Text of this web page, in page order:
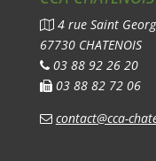
4 rue Saint
67730 CHATENOIS
03 88 92 26 20
03 88 82 72 06
contact@cca-